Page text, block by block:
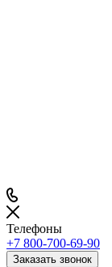
Телефоны
+7 800-700-69-90
Заказать звонок